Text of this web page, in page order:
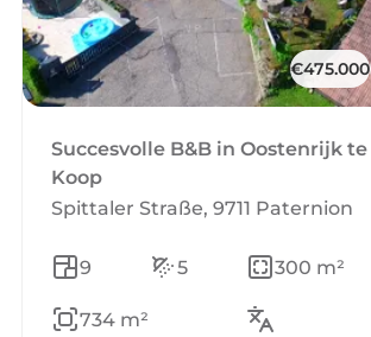
€475.000
Succesvolle B&B in Oostenrijk te
Koop
Spittaler Straße, 9711 Paternion
9 5 300 m²
734 m²